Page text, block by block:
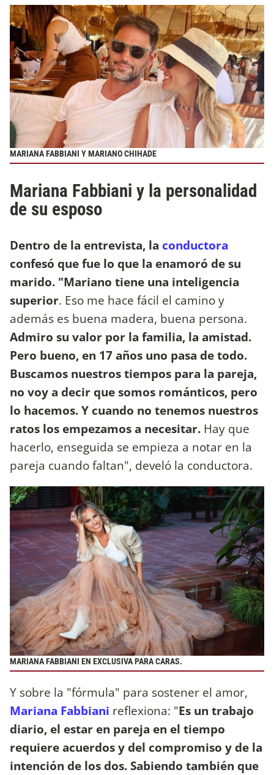
MARIANA FABBIANI Y MARIANO CHIHADE
Mariana Fabbiani y la personalidad
de su esposo
Dentro de la entrevista, la conductora
confesó que fue lo que la enamoró de su
marido. "Mariano tiene una inteligencia
superior. Eso me hace fácil el camino y
además es buena madera, buena persona.
Admiro su valor por la familia, la amistad.
Pero bueno, en 17 años uno pasa de todo.
Buscamos nuestros tiempos para la pareja,
no voy a decir que somos románticos, pero
lo hacemos. Y cuando no tenemos nuestros
ratos los empezamos a necesitar. Hay que
hacerlo, enseguida se empieza a notar en la
pareja cuando faltan", develó la conductora.
MARIANA FABBIANI EN EXCLUSIVA PARA CARAS.
Y sobre la "fórmula" para sostener el amor,
Mariana Fabbiani reflexiona: "Es un trabajo
diario, el estar en pareja en el tiempo
requiere acuerdos y del compromiso y de la
intención de los dos. Sabiendo también que